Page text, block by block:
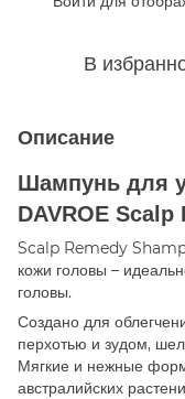
В
Описание
Шампунь для
DAVROE
Scalp Remedy
кожи головы –
головы.
Создано для
перхотью и зудом,
Мягкие и нежные
австралийских